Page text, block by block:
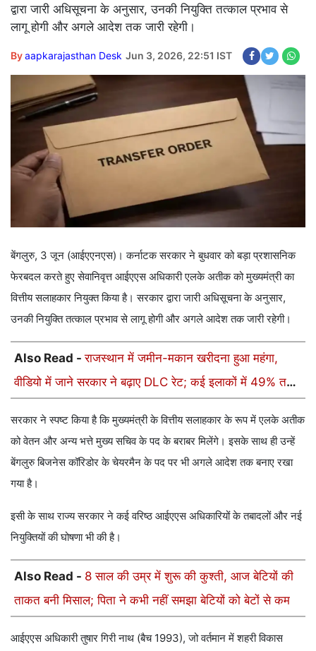
द्वारा जारी अधिसूचना के अनुसार, उनकी नियुक्ति तत्काल प्रभाव से
लागू होगी और अगले आदेश तक जारी रहेगी।
Byaapkarajasthan Desk Jun 3, 2026, 22:51 IST
बेंगलुरु, 3 जून (आईएएनएस)। कर्नाटक सरकार ने बुधवार को बड़ा प्रशासनिक
फेरबदल करते हुए सेवानिवृत्त आईएएस अधिकारी एलके अतीक को मुख्यमंत्री का
वित्तीय सलाहकार नियुक्त किया है। सरकार द्वारा जारी अधिसूचना के अनुसार,
उनकी नियुक्ति तत्काल प्रभाव से लागू होगी और अगले आदेश तक जारी रहेगी।
Also Read -राजस्थान में जमीन-मकान खरीदना हुआ महंगा,
वीडियो में जाने सरकार ने बढ़ाए DLC रेट; कई इलाकों में 49% तक
सरकार ने स्पष्ट किया है कि मुख्यमंत्री के वित्तीय सलाहकार के रूप में एलके अतीक
को वेतन और अन्य भत्ते मुख्य सचिव के पद के बराबर मिलेंगे। इसके साथ ही उन्हें
बेंगलुरु बिजनेस कॉरिडोर के चेयरमैन के पद पर भी अगले आदेश तक बनाए रखा
गया है।
इसी के साथ राज्य सरकार ने कई वरिष्ठ आईएएस अधिकारियों के तबादलों और नई
नियुक्तियों की घोषणा भी की है।
Also Read - 8 साल की उम्र में शुरू की कुश्ती, आज बेटियों की
ताकत बनी मिसाल; पिता ने कभी नहीं समझा बेटियों को बेटों से कम
आईएएस अधिकारी तुषार गिरी नाथ (बैच 1993), जो वर्तमान में शहरी विकास